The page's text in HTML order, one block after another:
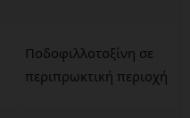
Ποδοφιλλοτοξίνη σε
περιπρωκτική περιοχή